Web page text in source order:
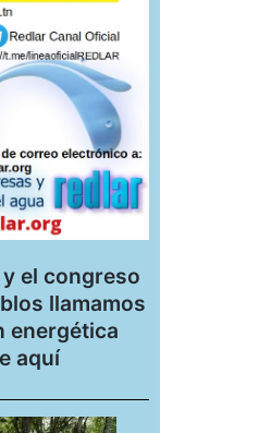
el congreso
llamamos
energética
aquí